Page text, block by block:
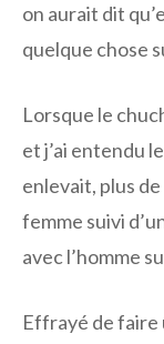
on aurait dit
quelque chose
Lorsque le
et j’ai entendu
enlevait, plus
femme suivi
avec l’homme
Effrayé de faire